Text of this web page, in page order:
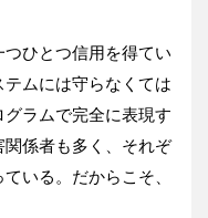
つひとつ信用を得てい
ムには守らなくては
ラムで完全に表現す
係者も多く、それぞ
いる。だからこそ、